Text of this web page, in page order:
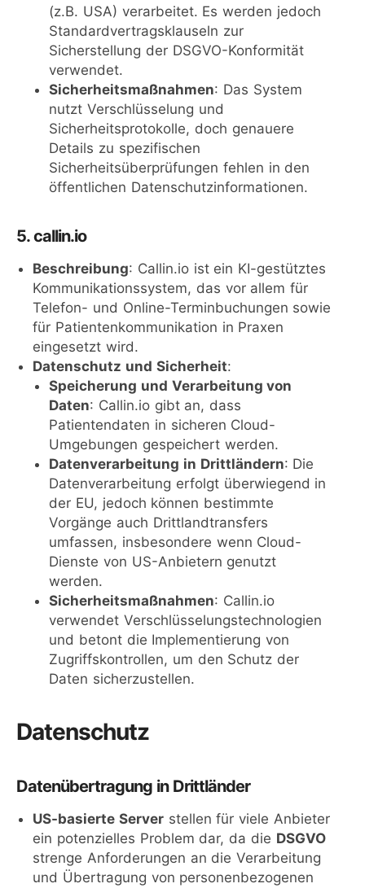
(z.B. USA) verarbeitet. Es werden jedoch
Standardvertragsklauseln zur
Sicherstellung der DSGVO-Konformität
verwendet.
Sicherheitsmaßnahmen: Das System
nutzt Verschlüsselung und
Sicherheitsprotokolle, doch genauere
Details zu spezifischen
Sicherheitsüberprüfungen fehlen in den
öffentlichen Datenschutzinformationen.
5. callin.io
Beschreibung: Callin.io ist ein KI-gestütztes
Kommunikationssystem, das vor allem für
Telefon- und Online-Terminbuchungen sowie
für Patientenkommunikation in Praxen
eingesetzt wird.
Datenschutz und Sicherheit:
Speicherung und Verarbeitung von
Daten: Callin.io gibt an, dass
Patientendaten in sicheren Cloud-
Umgebungen gespeichert werden.
Datenverarbeitung in Drittländern: Die
Datenverarbeitung erfolgt überwiegend in
der EU, jedoch können bestimmte
Vorgänge auch Drittlandtransfers
umfassen, insbesondere wenn Cloud-
Dienste von US-Anbietern genutzt
werden.
Sicherheitsmaßnahmen: Callin.io
verwendet Verschlüsselungstechnologien
und betont die Implementierung von
Zugriffskontrollen, um den Schutz der
Daten sicherzustellen.
Datenschutz
Datenübertragung in Drittländer
US-basierte Serverstellen für viele Anbieter
ein potenzielles Problem dar, da die DSGVO
strenge Anforderungen an die Verarbeitung
und Übertragung von personenbezogenen